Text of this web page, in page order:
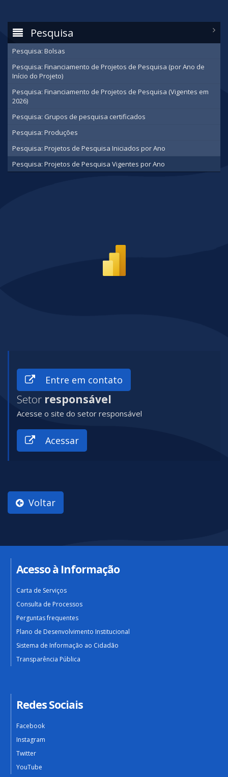
Pesquisa
Pesquisa: Bolsas
Pesquisa: Financiamento de Projetos de Pesquisa (por Ano de
Início do Projeto)
Pesquisa: Financiamento de Projetos de Pesquisa (Vigentes em
2026)
Pesquisa: Grupos de pesquisa certificados
Pesquisa: Produções
Pesquisa: Projetos de Pesquisa Iniciados por Ano
Pesquisa: Projetos de Pesquisa Vigentes por Ano
Entre em contato
Setor responsável
Acesse o site do setor responsável
Acessar
Voltar
Acesso à Informação
Carta de Serviços
Consulta de Processos
Perguntas frequentes
Plano de Desenvolvimento Institucional
Sistema de Informação ao Cidadão
Transparência Pública
Redes Sociais
Facebook
Instagram
Twitter
YouTube